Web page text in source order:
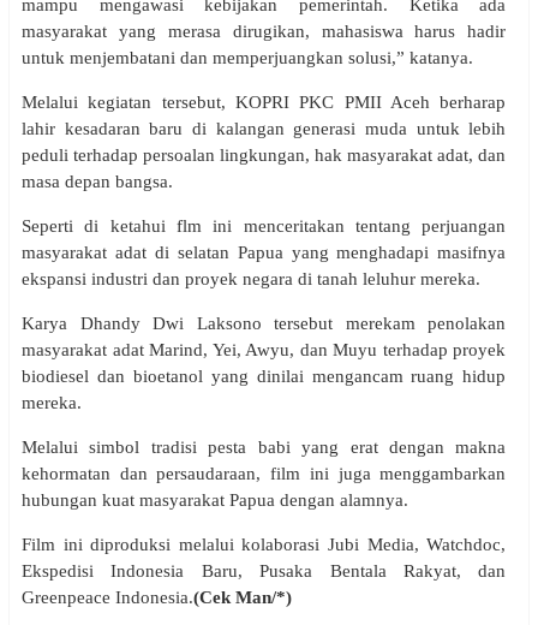
mampu mengawasi kebijakan pemerintah. Ketika ada
masyarakat yang merasa dirugikan, mahasiswa harus hadir
untuk menjembatani dan memperjuangkan solusi,” katanya.
Melalui kegiatan tersebut, KOPRI PKC PMII Aceh berharap
lahir kesadaran baru di kalangan generasi muda untuk lebih
peduli terhadap persoalan lingkungan, hak masyarakat adat, dan
masa depan bangsa.
Seperti di ketahui flm ini menceritakan tentang perjuangan
masyarakat adat di selatan Papua yang menghadapi masifnya
ekspansi industri dan proyek negara di tanah leluhur mereka.
Karya Dhandy Dwi Laksono tersebut merekam penolakan
masyarakat adat Marind, Yei, Awyu, dan Muyu terhadap proyek
biodiesel dan bioetanol yang dinilai mengancam ruang hidup
mereka.
Melalui simbol tradisi pesta babi yang erat dengan makna
kehormatan dan persaudaraan, film ini juga menggambarkan
hubungan kuat masyarakat Papua dengan alamnya.
Film ini diproduksi melalui kolaborasi Jubi Media, Watchdoc,
Ekspedisi Indonesia Baru, Pusaka Bentala Rakyat, dan
Greenpeace Indonesia.(Cek Man/*)